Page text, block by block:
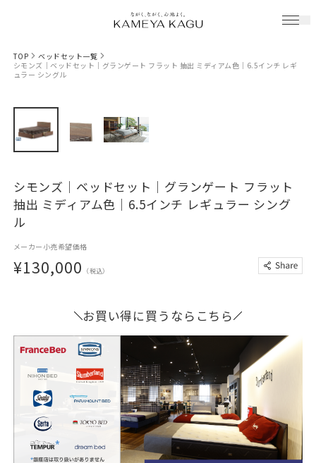
TOP
ベッドセット一覧
シモンズ｜ベッドセット｜グランゲート フラット 抽出 ミディアム色｜6.5インチ レギ
ュラー シングル
シモンズ｜ベッドセット｜グランゲート フラット
抽出 ミディアム色｜6.5インチ レギュラー シング
ル
メーカー小売希望価格
¥130,000 （税込）
お買い得に買うならこちら